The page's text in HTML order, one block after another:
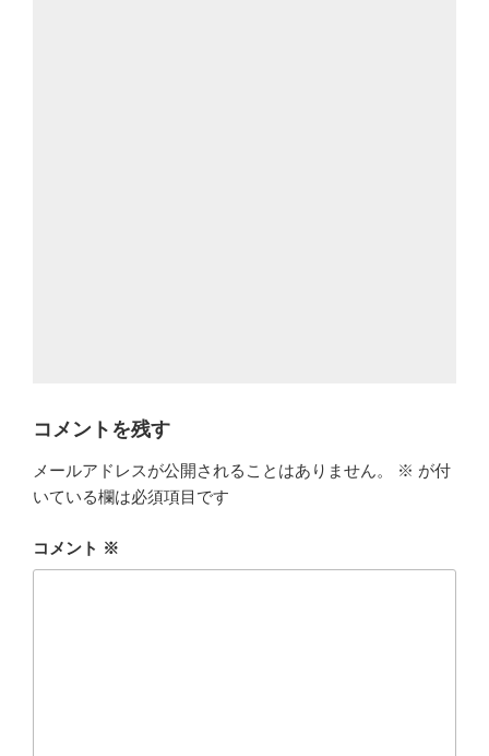
コメントを残す
メールアドレスが公開されることはありません。 ※ が付
いている欄は必須項目です
コメント ※